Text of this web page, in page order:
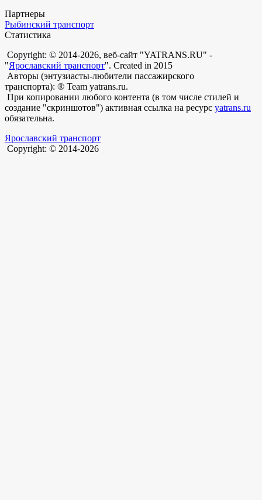
Партнеры
Рыбинский транспорт
Статистика
Copyright: © 2014-2026, веб-сайт "YATRANS.RU" -
"Ярославский транспорт". Created in 2015
Авторы (энтузиасты-любители пассажирского
транспорта): ® Team yatrans.ru.
При копировании любого контента (в том числе стилей и
создание "скриншотов") активная ссылка на ресурс yatrans.ru
обязательна.
Ярославский транспорт
Copyright: © 2014-2026